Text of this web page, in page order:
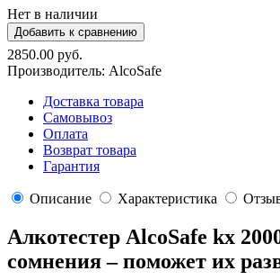
Нет в наличии
2850.00 руб.
Производитель: AlcoSafe
Доставка товара
Самовывоз
Оплата
Возврат товара
Гарантия
Описание Характеристика
Алкотестер AlcoSafe kx
сомнения – поможет их